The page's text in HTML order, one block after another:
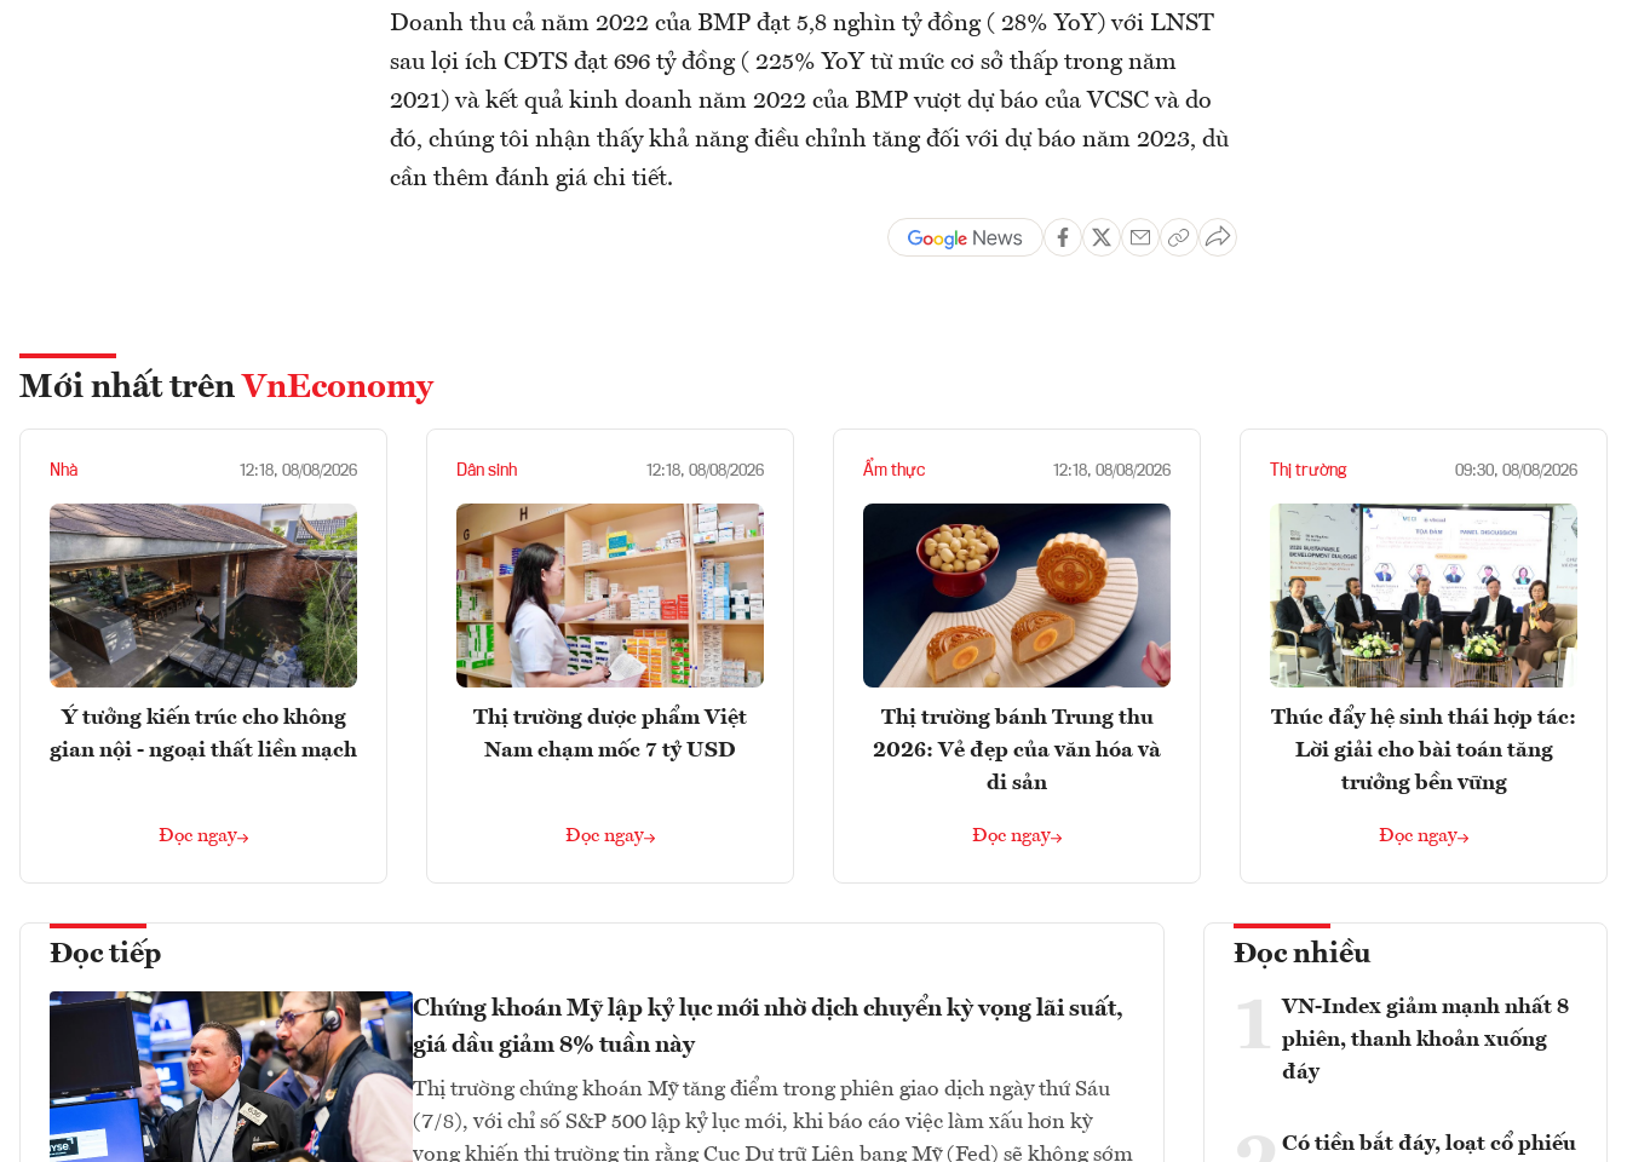
Doanh thu cả năm 2022 của BMP đạt 5,8 nghìn tỷ đồng ( 28% YoY) với LNST
sau lợi ích CĐTS đạt 696 tỷ đồng ( 225% YoY từ mức cơ sở thấp trong năm
2021) và kết quả kinh doanh năm 2022 của BMP vượt dự báo của VCSC và do
đó, chúng tôi nhận thấy khả năng điều chỉnh tăng đối với dự báo năm 2023, dù
cần thêm đánh giá chi tiết.
Mới nhất trên VnEconomy
Nhà 12:18, 08/08/2026
Ý tưởng kiến trúc cho không
gian nội - ngoại thất liền mạch
Đọc ngay
Dân sinh 12:18, 08/08/2026
Thị trường dược phẩm Việt
Nam chạm mốc 7 tỷ USD
Đọc ngay
Ẩm thực 12:18, 08/08/2026
Thị trường bánh Trung thu
2026: Vẻ đẹp của văn hóa và
di sản
Đọc ngay
Thị trường 09:30, 08/08/2026
Thúc đẩy hệ sinh thái hợp tác:
Lời giải cho bài toán tăng
trưởng bền vững
Đọc ngay
Đọc tiếp
Chứng khoán Mỹ lập kỷ lục mới nhờ dịch chuyển kỳ vọng lãi suất,
giá dầu giảm 8% tuần này
Thị trường chứng khoán Mỹ tăng điểm trong phiên giao dịch ngày thứ Sáu
(7/8), với chỉ số S&P 500 lập kỷ lục mới, khi báo cáo việc làm xấu hơn kỳ
vọng khiến thị trường tin rằng Cục Dự trữ Liên bang Mỹ (Fed) sẽ không sớm
Đọc nhiều
1 VN-Index giảm mạnh nhất 8
phiên, thanh khoản xuống
đáy
Có tiền bắt đáy, loạt cổ phiếu